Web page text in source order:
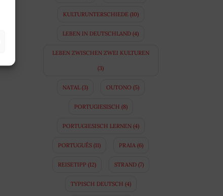
KULTURUNTERSCHIEDE(10)
LEBEN IN DEUTSCHLAND (4)
LEBEN ZWISCHEN ZWEI KULTUREN
(3)
NATAL(3) OUTONO (5)
PORTUGIESISCH (8)
PORTUGIESISCH LERNEN(4)
PORTUGUÊS (11) PRAIA (6)
REISETIPP(12) STRAND(7)
TYPISCH DEUTSCH (4)